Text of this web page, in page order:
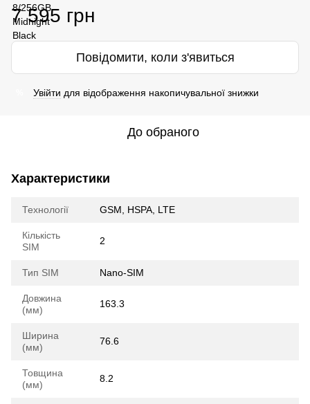
7 595 грн
Повідомити, коли з'явиться
Увійти для відображення накопичувальної знижки
До обраного
Характеристики
Технології GSM, HSPA, LTE
Кількість
SIM
2
Тип SIM Nano-SIM
Довжина
(мм)
163.3
Ширина
(мм)
76.6
Товщина
(мм)
8.2